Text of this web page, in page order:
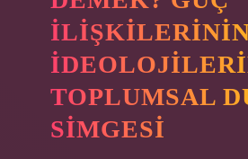
TOPLUMSAL
SIMGESI